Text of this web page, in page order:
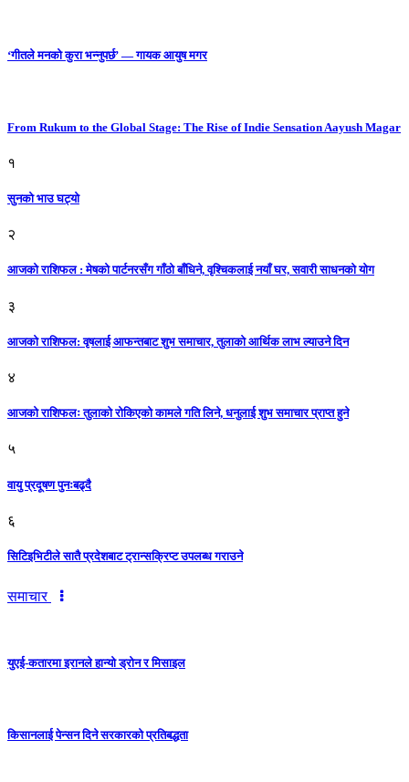
‘गीतले मनको कुरा भन्नुपर्छ’ — गायक आयुष मगर
From Rukum to the Global Stage: The Rise of Indie Sensation Aayush Magar
१
सुनको भाउ घट्याे
२
आजको राशिफल : मेषको पार्टनरसँग गाँठो बाँधिने, वृश्चिकलाई नयाँ घर, सवारी साधनकाे याेग
३
आजकाे राशिफल: वृषलाई आफन्तबाट शुभ समाचार, तुलाकाे आर्थिक लाभ ल्याउने दिन
४
आजको राशिफलः तुलाकाे रोकिएको कामले गति लिने, धनुलाई शुभ समाचार प्राप्त हुने
५
वायु प्रदूषण पुनःबढ्दै
६
सिटिइभिटीले सातै प्रदेशबाट ट्रान्सक्रिप्ट उपलब्ध गराउने
समाचार
युएई-कतारमा इरानले हान्यो ड्रोन र मिसाइल
किसानलाई पेन्सन दिने सरकारको प्रतिबद्धता